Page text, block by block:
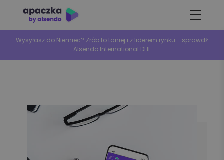
Wysyłasz do Niemiec? Zrób to taniej i z liderem rynku - sprawdź
Alsendo International DHL